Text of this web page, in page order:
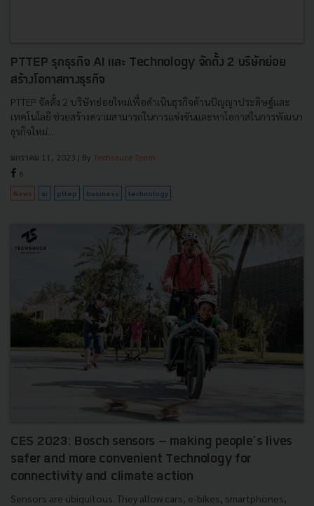
PTTEP รุกธุรกิจ AI และ Technology จัดตั้ง 2 บริษัทย่อย
สร้างโอกาสทางธุรกิจ
PTTEP จัดตั้ง 2 บริษัทย่อยใหม่เพื่อดำเนินธุรกิจด้านปัญญาประดิษฐ์และ
เทคโนโลยี ช่วยสร้างความสามารถในการแข่งขันและหาโอกาสในการพัฒนา
ธุรกิจใหม่...
มกราคม 11, 2023 | By Techsauce Team
6
News ai pttep business technology
CES 2023: Bosch sensors – making people’s lives
safer and more convenient Technology for
connectivity and climate action
Sensors are ubiquitous. They allow cars, e-bikes, smartphones,